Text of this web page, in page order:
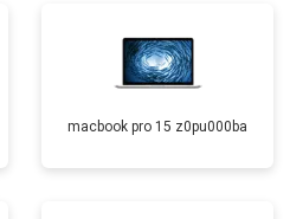
macbook pro 15 z0pu000ba